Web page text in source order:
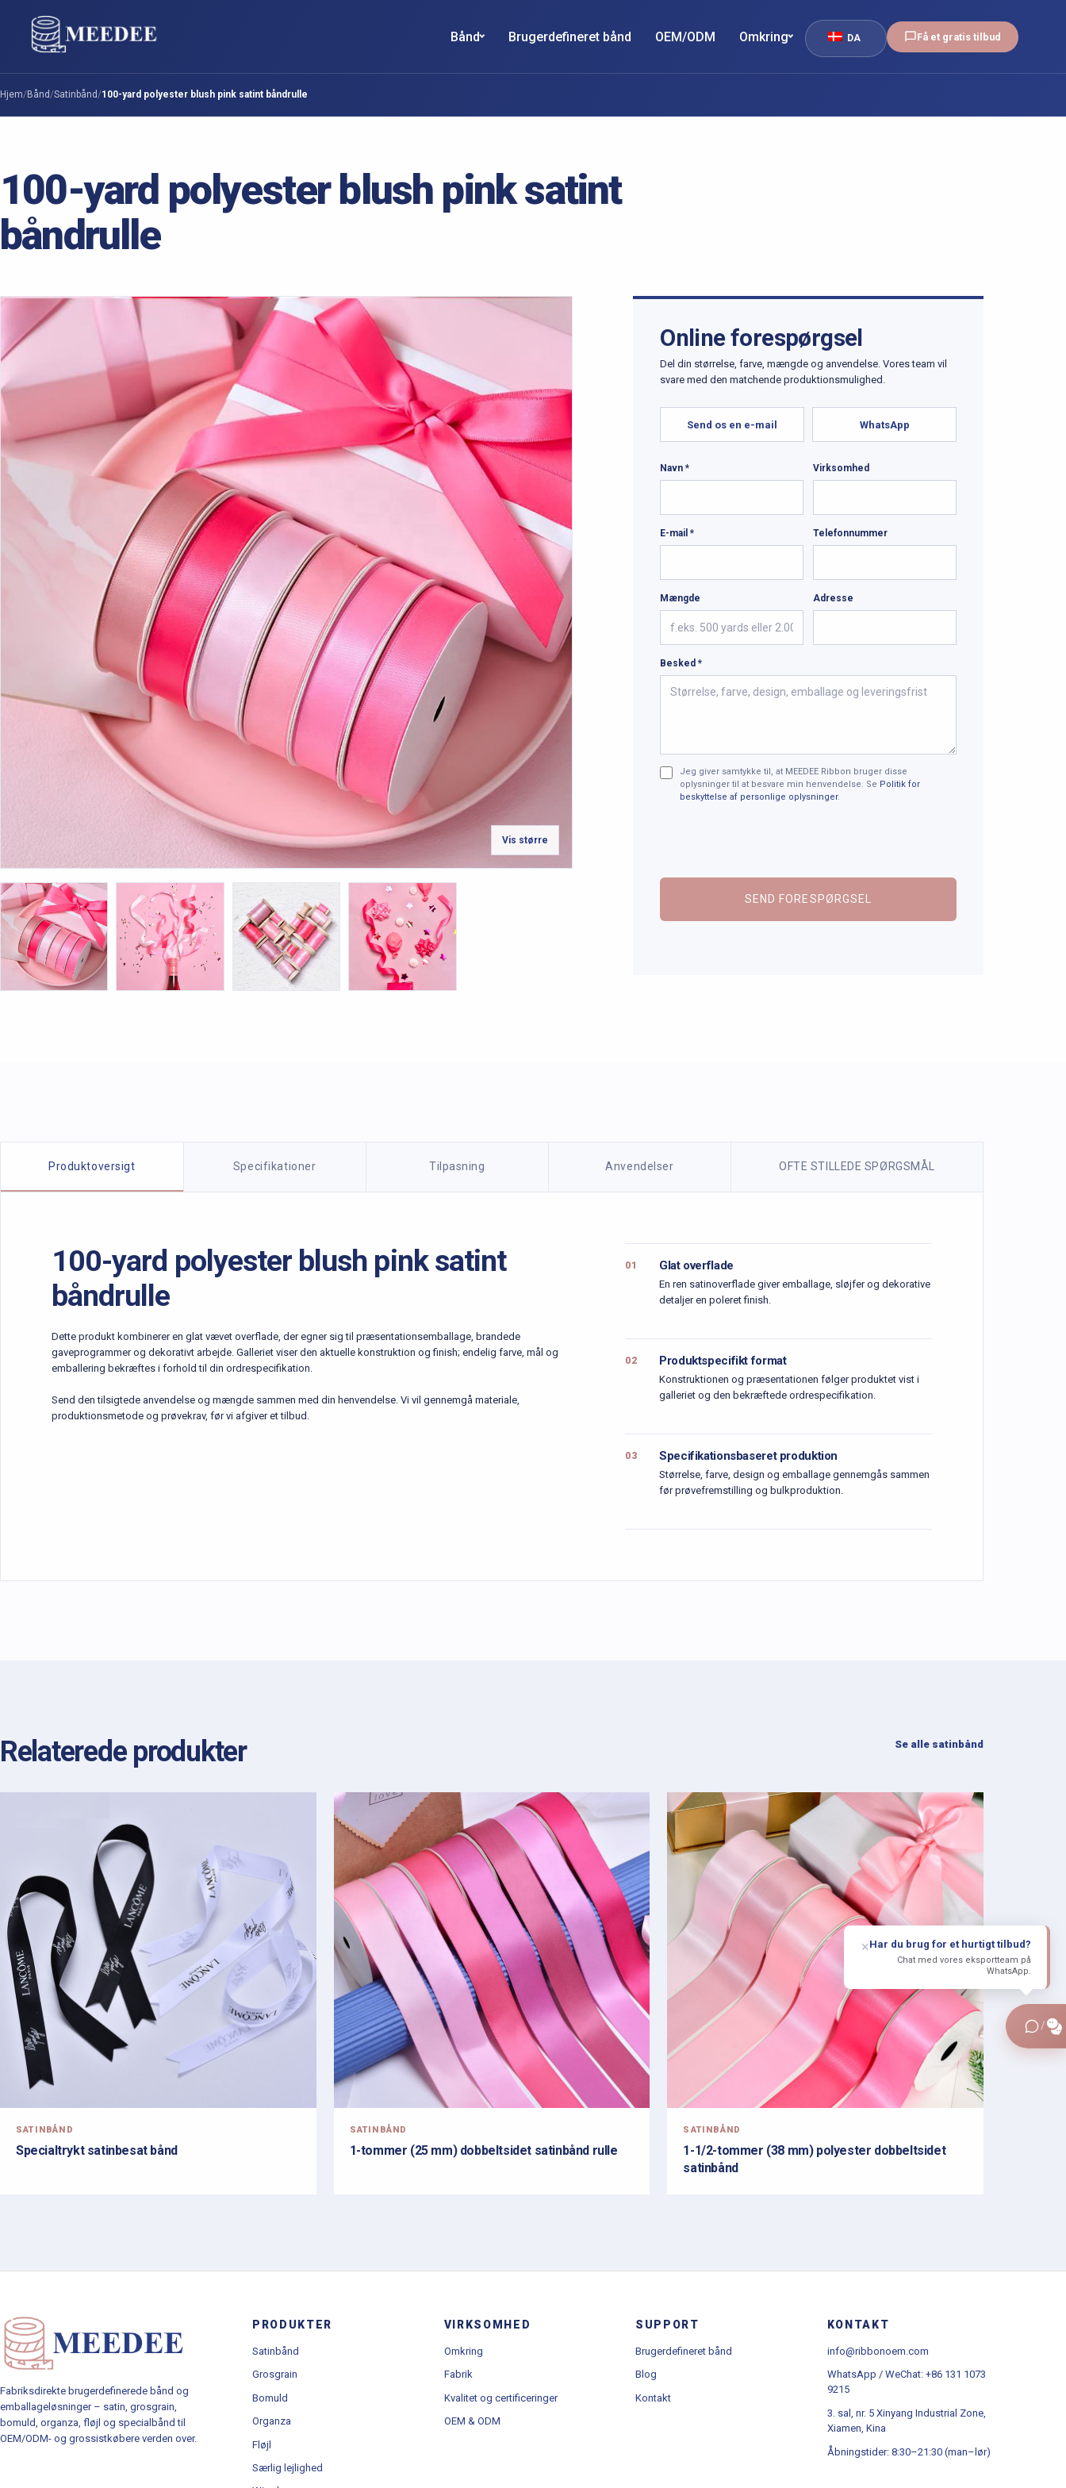
Bånd Brugerdefineret bånd OEM/ODM Omkring DA Få et gratis tilbud
Hjem/Bånd/Satinbånd/100-yard polyester blush pink satint båndrulle
100-yard polyester blush pink satint
båndrulle
Vis større
Online forespørgsel
Del din størrelse, farve, mængde og anvendelse. Vores team vil
svare med den matchende produktionsmulighed.
Send os en e-mail WhatsApp
Navn * Virksomhed
E-mail * Telefonnummer
Mængde Adresse
Besked *
Jeg giver samtykke til, at MEEDEE Ribbon bruger disse
oplysninger til at besvare min henvendelse. Se Politik for
beskyttelse af personlige oplysninger.
SEND FORESPØRGSEL
Produktoplysninger
Produktoversigt Specifikationer Tilpasning Anvendelser OFTE STILLEDE SPØRGSMÅL
100-yard polyester blush pink satint
båndrulle
Dette produkt kombinerer en glat vævet overflade, der egner sig til præsentationsemballage, brandede
gaveprogrammer og dekorativt arbejde. Galleriet viser den aktuelle konstruktion og finish; endelig farve, mål og
emballering bekræftes i forhold til din ordrespecifikation.
Send den tilsigtede anvendelse og mængde sammen med din henvendelse. Vi vil gennemgå materiale,
produktionsmetode og prøvekrav, før vi afgiver et tilbud.
01 Glat overflade
En ren satinoverflade giver emballage, sløjfer og dekorative
detaljer en poleret finish.
02 Produktspecifikt format
Konstruktionen og præsentationen følger produktet vist i
galleriet og den bekræftede ordrespecifikation.
03 Specifikationsbaseret produktion
Størrelse, farve, design og emballage gennemgås sammen
før prøvefremstilling og bulkproduktion.
Relaterede produkter Se alle satinbånd
SATINBÅND
Specialtrykt satinbesat bånd
SATINBÅND
1-tommer (25 mm) dobbeltsidet satinbånd rulle
SATINBÅND
1-1/2-tommer (38 mm) polyester dobbeltsidet
satinbånd
Fabriksdirekte brugerdefinerede bånd og
emballageløsninger – satin, grosgrain,
bomuld, organza, fløjl og specialbånd til
OEM/ODM- og grossistkøbere verden over.
PRODUKTER
Satinbånd
Grosgrain
Bomuld
Organza
Fløjl
Særlig lejlighed
VIRKSOMHED
Omkring
Fabrik
Kvalitet og certificeringer
OEM & ODM
SUPPORT
Brugerdefineret bånd
Blog
Kontakt
KONTAKT
info@ribbonoem.com
WhatsApp / WeChat: +86 131 1073
9215
3. sal, nr. 5 Xinyang Industrial Zone,
Xiamen, Kina
Åbningstider: 8:30–21:30 (man–lør)
Har du brug for et hurtigt tilbud?
Chat med vores eksportteam på
WhatsApp.
×
/